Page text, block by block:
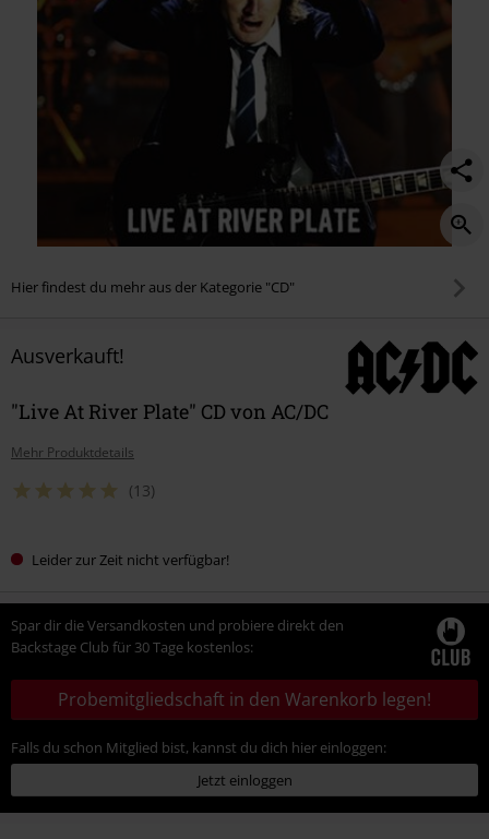
Hier findest du mehr aus der Kategorie "CD"
Ausverkauft!
"Live At River Plate" CD von AC/DC
Mehr Produktdetails
(13)
Leider zur Zeit nicht verfügbar!
Spar dir die Versandkosten und probiere direkt den
Backstage Club für 30 Tage kostenlos:
Probemitgliedschaft in den Warenkorb legen!
Falls du schon Mitglied bist, kannst du dich hier einloggen:
Jetzt einloggen